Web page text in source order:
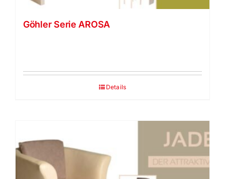
Göhler Serie AROSA
Details